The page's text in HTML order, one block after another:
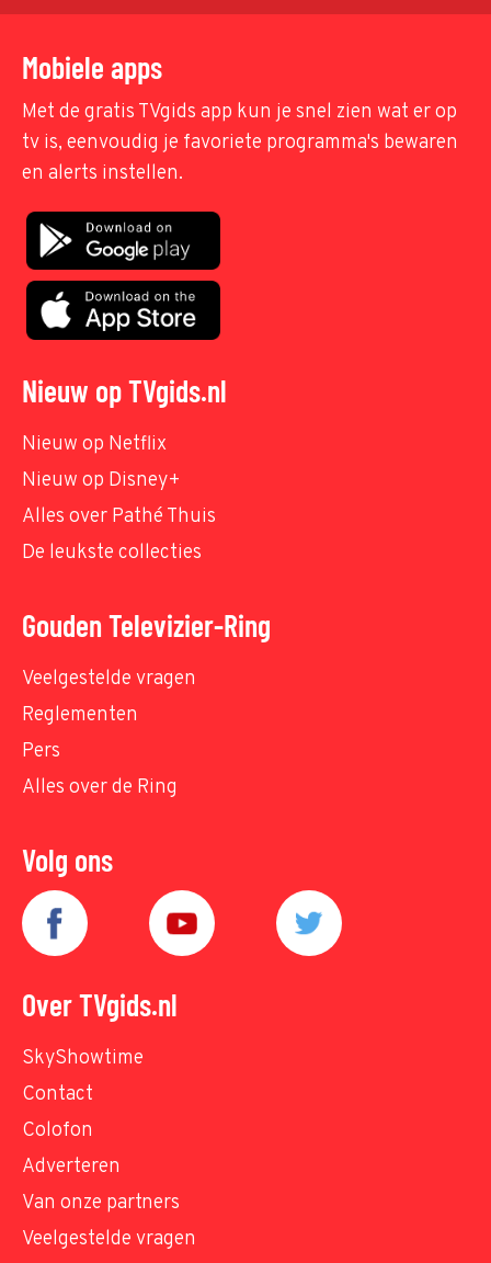
Mobiele apps
Met de gratis TVgids app kun je snel zien wat er op
tv is, eenvoudig je favoriete programma's bewaren
en alerts instellen.
Nieuw op TVgids.nl
Nieuw op Netflix
Nieuw op Disney+
Alles over Pathé Thuis
De leukste collecties
Gouden Televizier-Ring
Veelgestelde vragen
Reglementen
Pers
Alles over de Ring
Volg ons
Over TVgids.nl
SkyShowtime
Contact
Colofon
Adverteren
Van onze partners
Veelgestelde vragen